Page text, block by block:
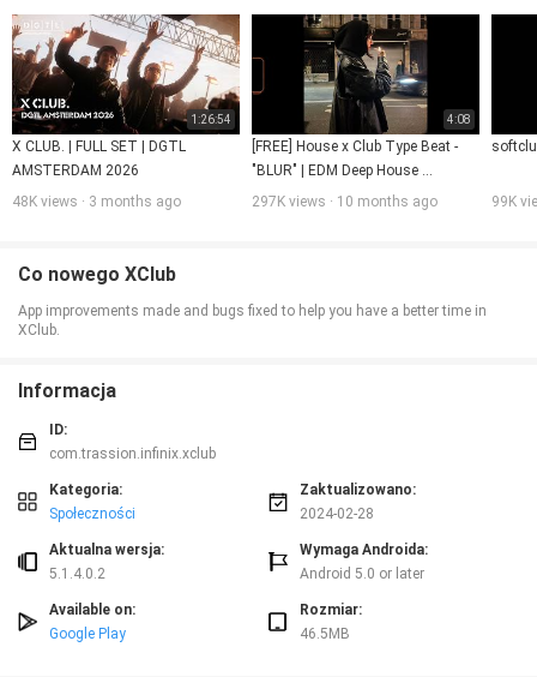
1:26:54
X CLUB. | FULL SET | DGTL
AMSTERDAM 2026
48K views · 3 months ago
4:08
[FREE] House x Club Type Beat -
"BLUR" | EDM Deep House
Instrumental
297K views · 10 months ago 99K
Co nowego XClub
App improvements made and bugs fixed to help you have a better time in
XClub.
Informacja
ID:
com.trassion.infinix.xclub
Kategoria:
Społeczności
Zaktualizowano:
2024-02-28
Aktualna wersja:
5.1.4.0.2
Wymaga Androida:
Android 5.0 or later
Available on:
Google Play
Rozmiar:
46.5MB